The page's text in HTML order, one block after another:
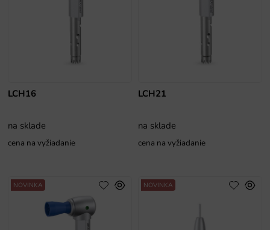
LCH16
na sklade
cena na vyžiadanie
LCH21
na sklade
cena na vyžiadanie
NOVINKA NOVINKA